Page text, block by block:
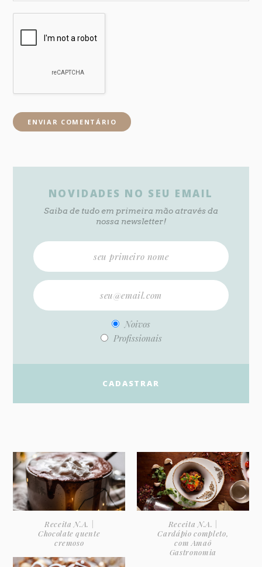
NOVIDADES NO SEU EMAIL
Saiba de tudo em primeira mão através da
nossa newsletter!
Noivos
Profissionais
Receita N.A. |
Chocolate quente
cremoso
Receita N.A. |
Cardápio completo,
com Amaô
Gastronomia